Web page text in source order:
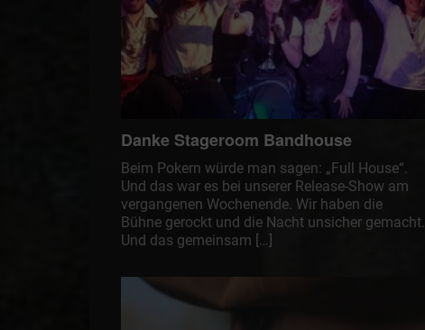
Danke Stageroom Bandhouse
Beim Pokern würde man sagen: „Full House“.
Und das war es bei unserer Release-Show am
vergangenen Wochenende. Wir haben die
Bühne gerockt und die Nacht unsicher gemacht.
Und das gemeinsam […]